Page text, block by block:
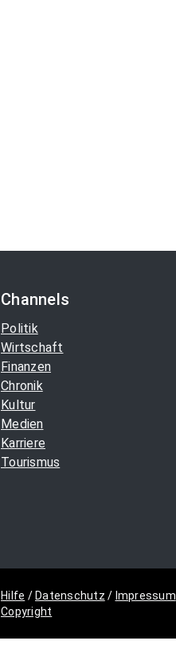
Channels
Politik
Wirtschaft
Finanzen
Chronik
Kultur
Medien
Karriere
Tourismus
Hilfe / Datenschutz / Impressum
Copyright